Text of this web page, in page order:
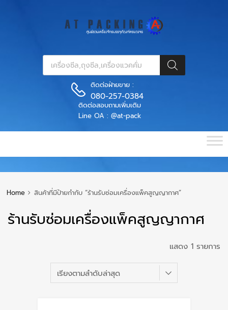
ติดต่อฝ่ายขาย :
080-257-0384
ติดต่อสอบถามเพิ่มเติม
Line OA : @at-pack
Home สินค้าที่มีป้ายกำกับ “ร้านรับซ่อมเครื่องแพ็คสูญญากาศ”
ร้านรับซ่อมเครื่องแพ็คสูญญากาศ
แสดง 1 รายการ